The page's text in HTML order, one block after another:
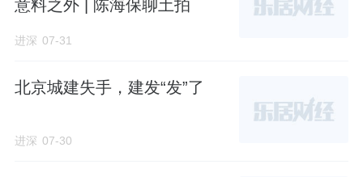
视跟视野遮挡情况。
好。
意料之外 | 陈海保聊土拍
进深 07-31
北京城建失手，建发“发”了
进深 07-30